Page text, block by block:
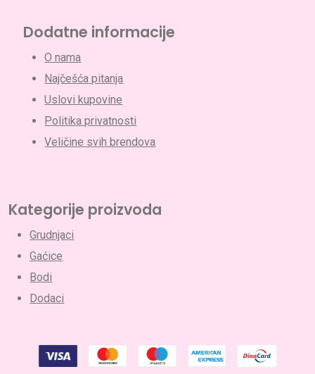
Dodatne informacije
O nama
Najčešća pitanja
Uslovi kupovine
Politika privatnosti
Veličine svih brendova
Kategorije proizvoda
Grudnjaci
Gaćice
Bodi
Dodaci